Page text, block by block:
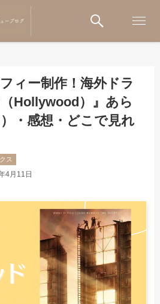
ィー制作！海外ドラ
Hollywood）』あら
・感想・どこで見れ
ス
4月11日